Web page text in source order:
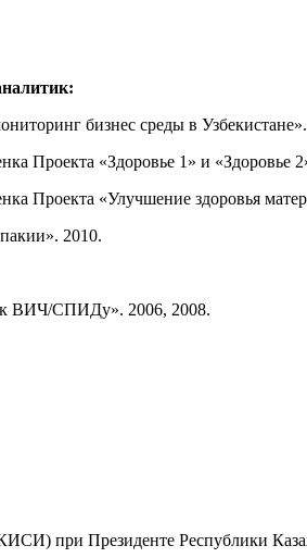
бизнес среды в
Проекта «Здоровье 1» и «Здоровье
Проекта «Улучшение здоровья
2010.
к ВИЧ/СПИДу». 2006, 2008.
при Президенте Республики